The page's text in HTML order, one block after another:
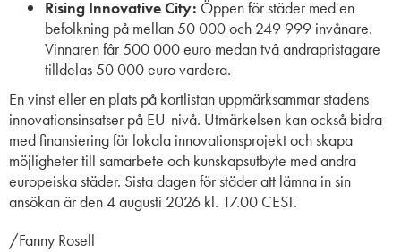
Rising Innovative City: Öppen för städer med en
befolkning på mellan 50 000 och 249 999 invånare.
Vinnaren får 500 000 euro medan två andrapristagare
tilldelas 50 000 euro vardera.
En vinst eller en plats på kortlistan uppmärksammar stadens
innovationsinsatser på EU-nivå. Utmärkelsen kan också bidra
med finansiering för lokala innovationsprojekt och skapa
möjligheter till samarbete och kunskapsutbyte med andra
europeiska städer. Sista dagen för städer att lämna in sin
ansökan är den 4 augusti 2026 kl. 17.00 CEST.
/Fanny Rosell